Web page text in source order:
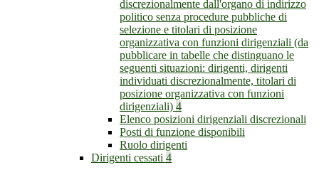
discrezionalmente dall'organo di indirizzo
politico senza procedure pubbliche di
selezione e titolari di posizione
organizzativa con funzioni dirigenziali (da
pubblicare in tabelle che distinguano le
seguenti situazioni: dirigenti, dirigenti
individuati discrezionalmente, titolari di
posizione organizzativa con funzioni
dirigenziali) 4
Elenco posizioni dirigenziali discrezionali
Posti di funzione disponibili
Ruolo dirigenti
Dirigenti cessati 4